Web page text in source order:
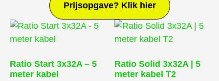
Prijsopgave? Klik hier
Ratio Start 3x32A – 5
meter kabel
Ratio Solid 3x32A | 5
meter kabel T2